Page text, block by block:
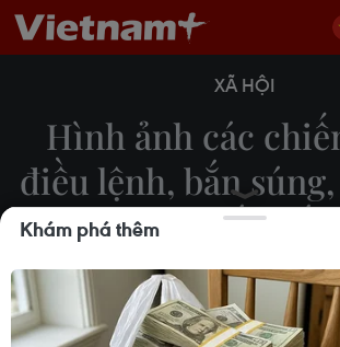
XÃ HỘI
Hình ảnh các
điều lệnh, bắn
tại Đắk Lắk
Tuấn Anh
21/06/2019 07:43
Khám phá thêm